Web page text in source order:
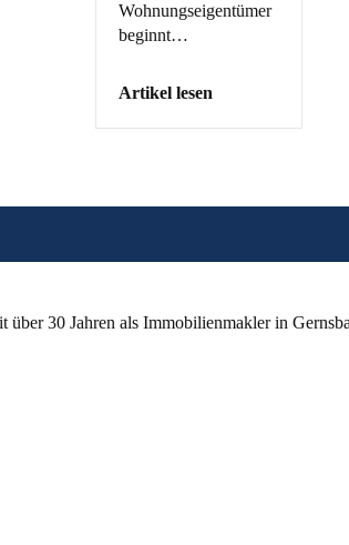
Wohnungseigentümer
beginnt…
Artikel lesen
30 Jahren als Immobilienmaklerin